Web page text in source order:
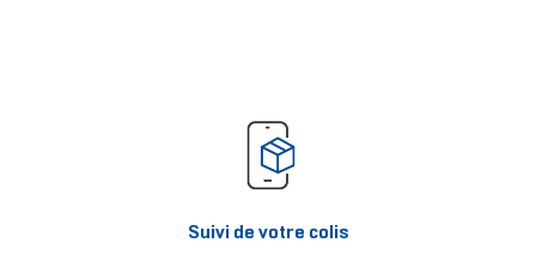
Suivi de votre colis